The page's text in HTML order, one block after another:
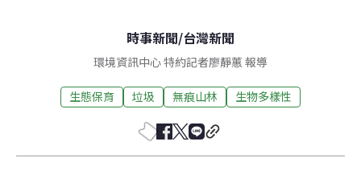
時事新聞/台灣新聞
環境資訊中心 特約記者廖靜蕙 報導
生態保育 垃圾 無痕山林 生物多樣性